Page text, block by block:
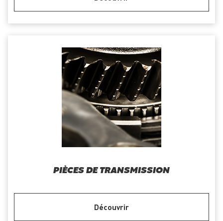
PIÈCES DE TRANSMISSION
Découvrir